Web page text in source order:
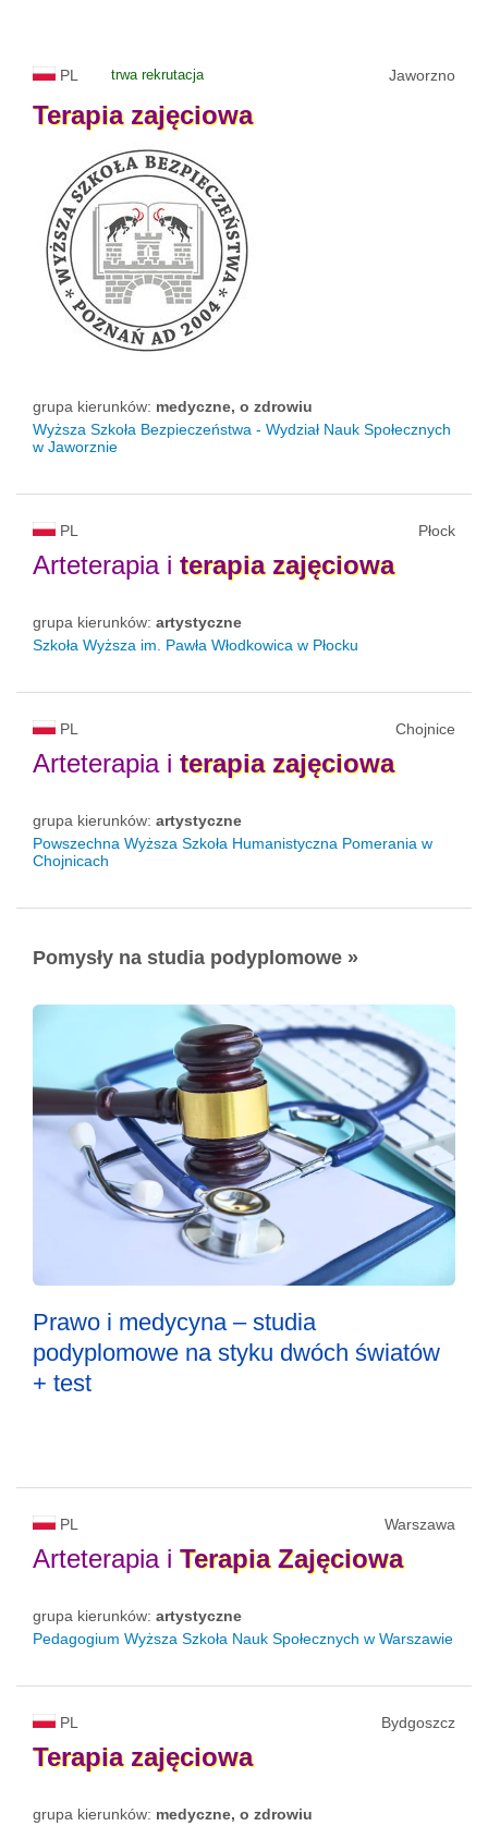
PL trwa rekrutacja Jaworzno
Terapia zajęciowa
grupa kierunków: medyczne, o zdrowiu
Wyższa Szkoła Bezpieczeństwa - Wydział Nauk Społecznych
w Jaworznie
PL Płock
Arteterapia i terapia zajęciowa
grupa kierunków: artystyczne
Szkoła Wyższa im. Pawła Włodkowica w Płocku
PL Chojnice
Arteterapia i terapia zajęciowa
grupa kierunków: artystyczne
Powszechna Wyższa Szkoła Humanistyczna Pomerania w
Chojnicach
Pomysły na studia podyplomowe »
Prawo i medycyna – studia
podyplomowe na styku dwóch światów
+ test
PL Warszawa
Arteterapia i Terapia Zajęciowa
grupa kierunków: artystyczne
Pedagogium Wyższa Szkoła Nauk Społecznych w Warszawie
PL Bydgoszcz
Terapia zajęciowa
grupa kierunków: medyczne, o zdrowiu